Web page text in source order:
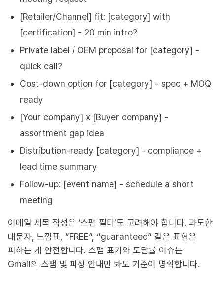
[Retailer/Channel] fit: [category] with
[certification] - 20 min intro?
Private label / OEM proposal for [category] -
quick call?
Cost-down option for [category] - spec + MOQ
ready
[Your company] x [Buyer company] -
assortment gap idea
Distribution-ready [category] - compliance +
lead time summary
Follow-up: [event name] - schedule a short
meeting
이메일 제목 작성은 ‘스팸 필터’도 고려해야 합니다. 과도한
대문자, 느낌표, “FREE”, “guaranteed” 같은 표현은
피하는 게 안전합니다. 스팸 표기와 도달률 이슈는
Gmail의 스팸 및 피싱 안내만 봐도 기준이 명확합니다.